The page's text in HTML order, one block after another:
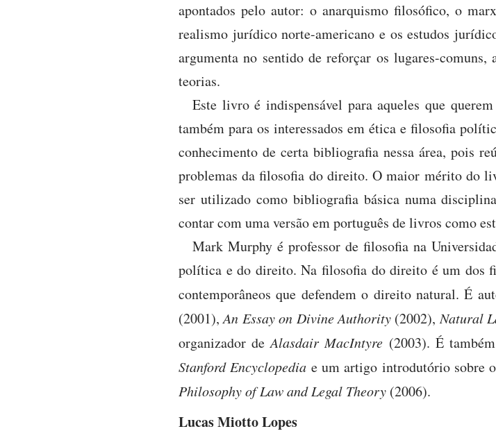
apontados pelo autor: o anarquismo filosófico, o
realismo jurídico norte-americano e os estudos
argumenta no sentido de reforçar os lugares-comuns,
teorias.
Este livro é indispensável para aqueles que
também para os interessados em ética e filosofia
conhecimento de certa bibliografia nessa área, pois
problemas da filosofia do direito. O maior mérito do
ser utilizado como bibliografia básica numa
contar com uma versão em português de livros como
Mark Murphy é professor de filosofia na
política e do direito. Na filosofia do direito é um dos
contemporâneos que defendem o direito natural. É
(2001),An Essay on Divine Authority (2002),Natural
organizador deAlasdair MacIntyre (2003). É
Stanford Encyclopedia e um artigo introdutório sobre
Philosophy of Law and Legal Theory (2006).
Lucas Miotto Lopes